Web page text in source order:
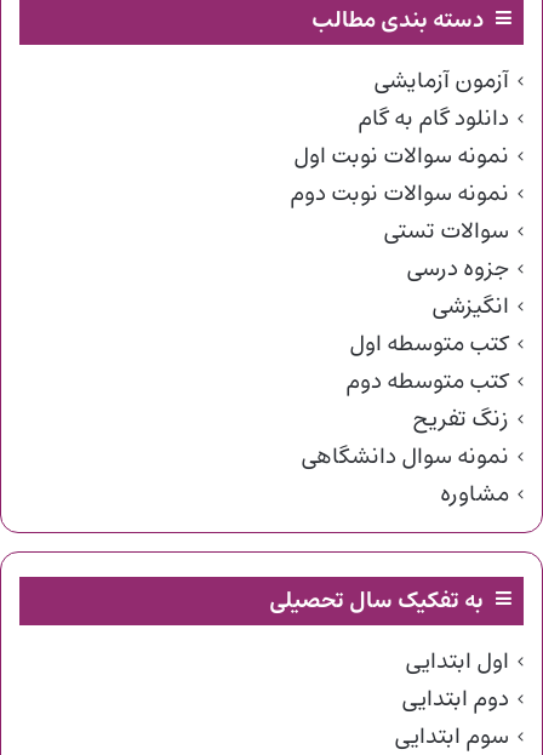
دسته بندی مطالب
آزمون آزمایشی
دانلود گام به گام
نمونه سوالات نوبت اول
نمونه سوالات نوبت دوم
سوالات تستی
جزوه درسی
انگیزشی
کتب متوسطه اول
کتب متوسطه دوم
زنگ تفریح
نمونه سوال دانشگاهی
مشاوره
به تفکیک سال تحصیلی
اول ابتدایی
دوم ابتدایی
سوم ابتدایی